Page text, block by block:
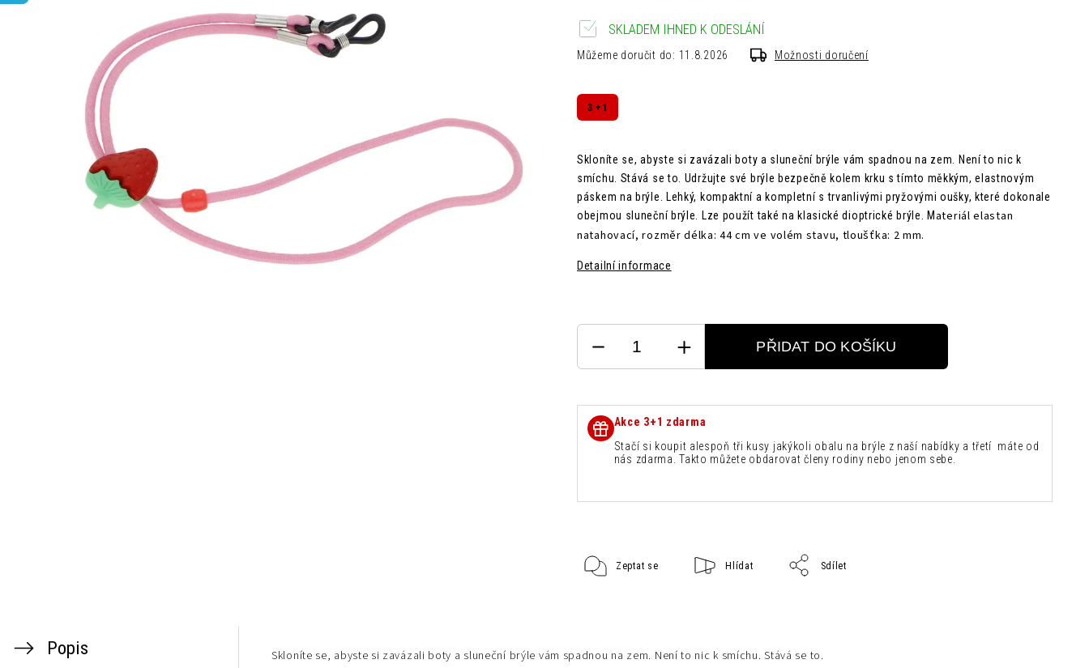
3 + 1
Skloníte se, abyste si zavázali boty a sluneční brýle vám spadnou na zem. Není to nic k
smíchu. Stává se to. Udržujte své brýle bezpečně kolem krku s tímto měkkým, elastnovým
páskem na brýle. Lehký, kompaktní a kompletní s trvanlivými pryžovými oušky, které dokonale
obejmou sluneční brýle. Lze použít také na klasické dioptrické brýle. M ateriál elastan
natahovací,rozměr délka: 44 cm ve volém stavu, tloušťka: 2 mm.
Detailní informace
SKLADEM IHNED K ODESLÁNÍ
Můžeme doručit do: 11.8.2026 Možnosti doručení
PŘIDAT DO KOŠÍKU
Akce 3+1 zdarma
Stačí si koupit alespoň tři kusy jakýkoli obalu na brýle z naší nabídky a třetí máte od
nás zdarma. Takto můžete obdarovat členy rodiny nebo jenom sebe.
Zeptat se Hlídat Sdílet
Popis
Skloníte se, abyste si zavázali boty a sluneční brýle vám spadnou na zem. Není to nic k smíchu. Stává se to.